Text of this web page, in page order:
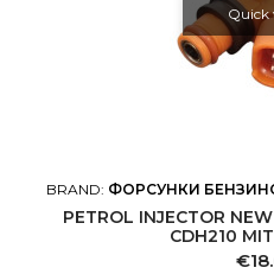
Quick
BRAND: ФОРСУНКИ
PETROL INJECTOR
CDH210